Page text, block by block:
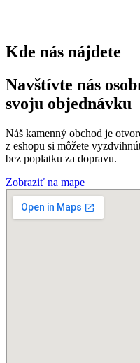
Kde nás nájdete
Navštívte nás
svoju objednávku
Náš kamenný obchod je
z eshopu si môžete
bez poplatku za dopravu.
Zobraziť na mape